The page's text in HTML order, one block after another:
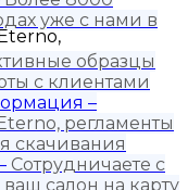
уже с нами в
образцы
с клиентами
–
регламенты
скачивания
Сотрудничаете с
салон на карту